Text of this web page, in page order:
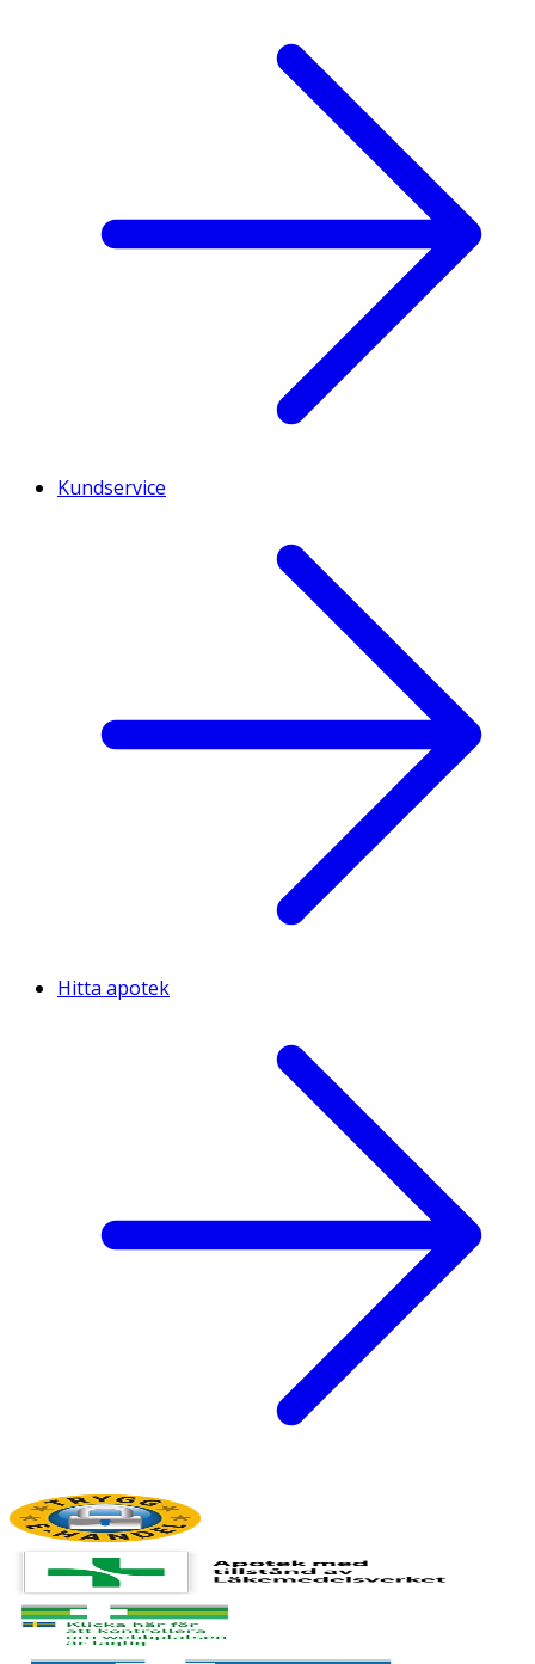
Kundservice
Hitta apotek